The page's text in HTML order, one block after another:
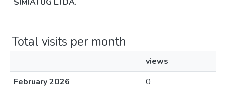
Total visits per month
views
February 2026
0